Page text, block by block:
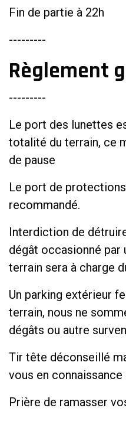
Fin de partie à 22h
---------
Règlement
---------
Le port des lunettes
totalité du terrain, ce
de pause
Le port de
recommandé.
Interdiction de
dégât occasionné par
terrain sera à charge
Un parking extérieur
terrain, nous ne
dégâts ou autre
Tir tête déconseillé
vous en connaissance
Prière de ramasser